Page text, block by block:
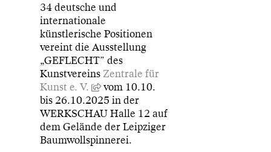
34 deutsche und
internationale
künstlerische Positionen
vereint die Ausstellung
„GEFLECHT” des
Kunstvereins Zentrale für
Kunst e. V.
vom 10.10.
bis 26.10.2025 in der
WERKSCHAU Halle 12 auf
dem Gelände der Leipziger
Baumwollspinnerei.